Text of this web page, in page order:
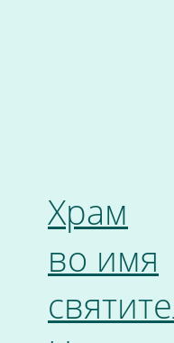
Храм
во имя